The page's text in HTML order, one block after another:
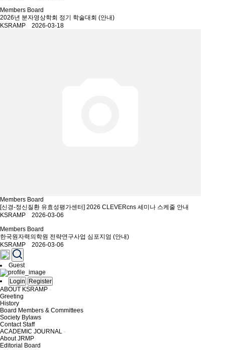
Members Board
2026년 분자영상학회 정기 학술대회 (안내)
KSRAMP 2026-03-18
Members Board
[신경-정신질환 유효성평가센터] 2026 CLEVERcns 세미나 스케줄 안내
KSRAMP 2026-03-06
Members Board
한국원자력의학원 전략연구사업 심포지엄 (안내)
KSRAMP 2026-03-06
Guest
Login
Register
ABOUT KSRAMP
Greeting
History
Board Members & Committees
Society Bylaws
Contact Staff
ACADEMIC JOURNAL
About JRMP
Editorial Board